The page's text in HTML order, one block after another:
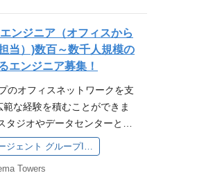
てを満たす経験をお持ちの方
ったアプリやシステムの開
ずれかのご経験をお持ちの方
REST APIの設計・開発経
味レベルでも可） 求める人
果を出せる人 変化を楽しめ
ち、成長意欲が高い人 チャ
味の幅が広く、新技術への
Aurora, SNS, SQS, Lambda,
リモートワーク等の働き方
リティレベルを高めていく
ガバナンス局は、弊グルー
ために、既存システムを抜本
れた組織です。 全体で数千
ルに高め、よりよい事業運
ととなりました。 業務の効
となっている今、これを実
な技術導入やプロジェクト
での活用にモチベーション
会社、組織へのシステム面で
ョンといえます。 ポジショ
し、経営視点でシナジー創
ロダクトやグローバル企業と
験を積める事業成長に貢献
ーション局は、 グループ内で
ム利用最適化を行うチームで
確認しシステム面のサポー
漫画・2.5次元舞台といった
感動と熱狂を届けるコンテン
成を用いたクリエイターの支
についての専門知識と実務
ムワークの実務経験 LLMに関
、発表、登壇実績 AI関連のC
物体検出、セグメンテーシ
知識・経験 画像処理や幾何
GPUに最適化されたプログ
とクリエイティブのどちらに
ンジニア（オフィスから
当）)数百～数千人規模の
エンジニア募集！
のオフィスネットワークを支
な経験を積むことができま
ジオやデータセンターとの
り、ネットワークエンジニ
バーエージェントグループの
用まで一気通貫で支援しま
Towers